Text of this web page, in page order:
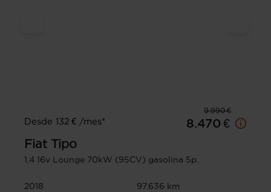
9.990 €
Desde 132 € /mes*
8.470 €
Fiat Tipo
1.4 16v Lounge 70kW (95CV) gasolina 5p.
2018
97.636 km